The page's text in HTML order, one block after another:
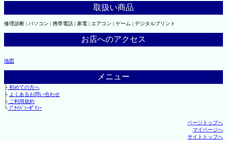
取扱い商品
修理診断 | パソコン | 携帯電話 | 家電 | エアコン | ゲーム | デジタルプリント
お店へのアクセス
地図
メニュー
├初めての方へ
├ よくあるお問い合わせ
├ご利用規約
└ﾌﾟﾗｲﾊﾞｼｰﾎﾟﾘｼｰ
ページトップへ
マイページへ
サイトトップへ